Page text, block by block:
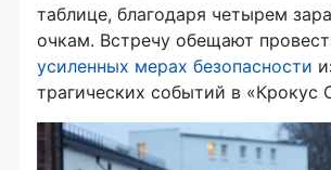
таблице, благодаря четырем
очкам. Встречу обещают
усиленных мерах безопасности
трагических событий в «Крокус